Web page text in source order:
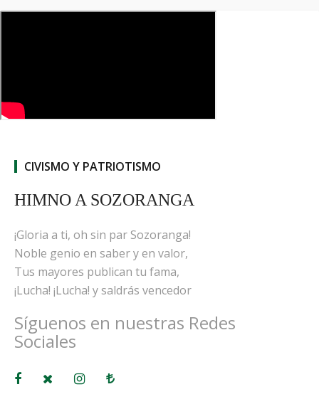
CIVISMO Y PATRIOTISMO
HIMNO A SOZORANGA
¡Gloria a ti, oh sin par Sozoranga!
Noble genio en saber y en valor,
Tus mayores publican tu fama,
¡Lucha! ¡Lucha! y saldrás vencedor
Síguenos en nuestras Redes
Sociales